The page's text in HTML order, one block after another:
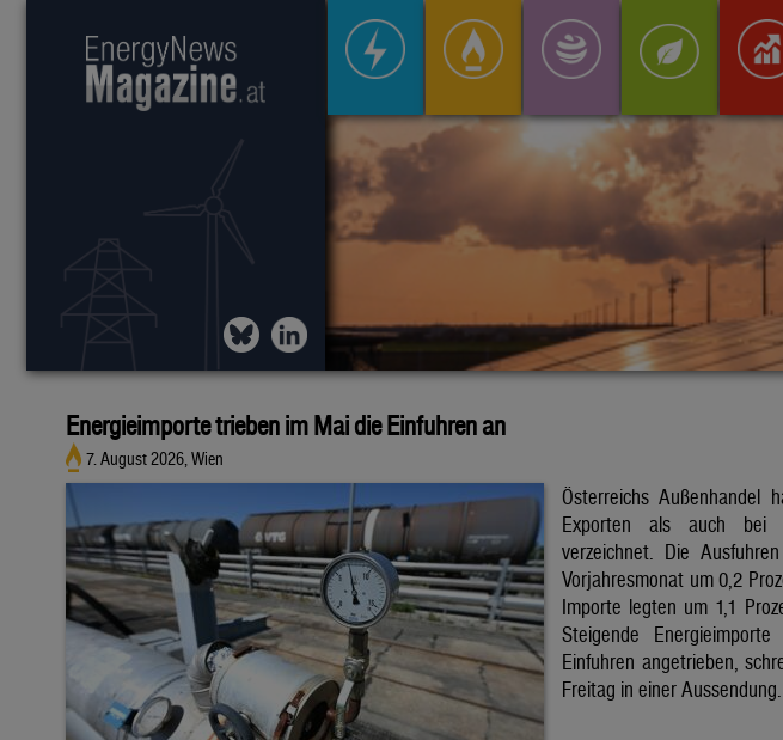
Energieimporte trieben im Mai die Einfuhren an
7. August 2026, Wien
Österreichs
Exporten als auch bei
verzeichnet. Die
Vorjahresmonat um 0,2
Importe legten um 1,1
Steigende
Einfuhren angetrieben,
Freitag in einer Aussendung.